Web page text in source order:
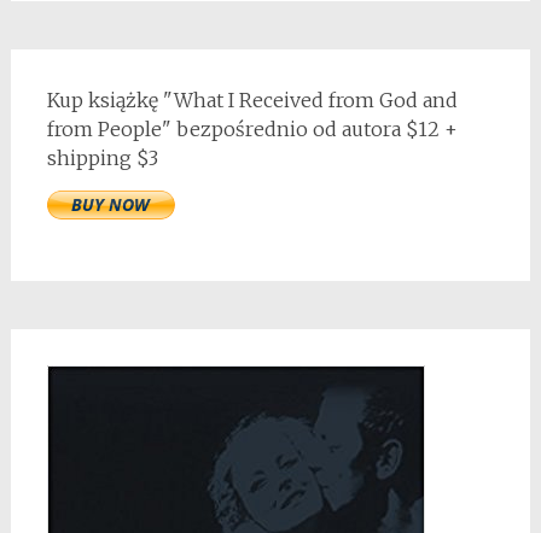
Kup książkę "What I Received from God and
from People" bezpośrednio od autora $12 +
shipping $3